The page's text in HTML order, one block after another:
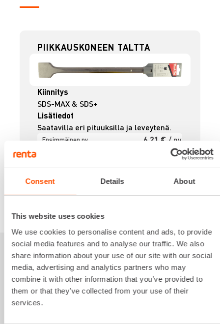
Consent Details About
This website uses cookies
We use cookies to personalise content and ads, to provide
social media features and to analyse our traffic. We also
share information about your use of our site with our social
media, advertising and analytics partners who may
combine it with other information that you’ve provided to
them or that they’ve collected from your use of their
services.
PIIKKAUSKONEEN TALTTA
Kiinnitys
SDS-MAX & SDS+
Lisätiedot
Saatavilla eri pituuksilla ja leveytenä.
Ensimmäinen pv 6,21 € / pv
/ pv
Kuukausi 74,42 €/ kk
Alv 0 %
Sinua saattaisi
kiinnostaa myös